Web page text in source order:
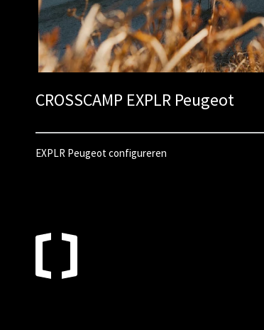
CROSSCAMP EXPLR Peugeot
EXPLR Peugeot configureren